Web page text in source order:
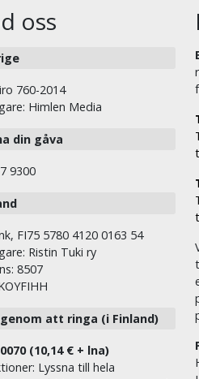
oss
760-2014
Himlen Media
din gåva
9300
FI75 5780 4120 0163 54
Ristin Tuki ry
8507
att ringa (i Finland)
(10,14 € + lna)
Lyssna till hela